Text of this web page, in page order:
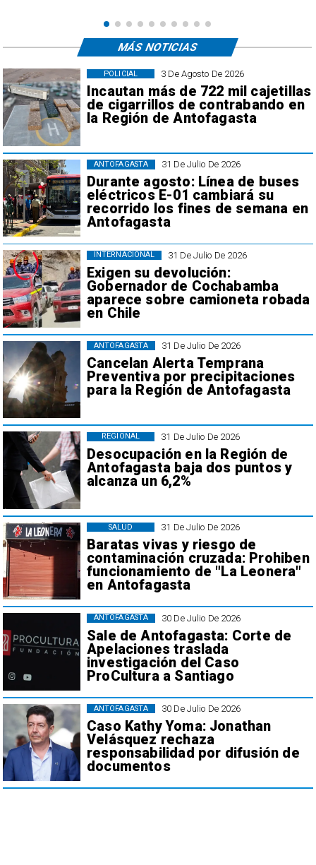
3 De Agosto De 2026
Incautan más de 722 mil cajetillas
de cigarrillos de contrabando en
la Región de Antofagasta
POLICIAL
31 De Julio De 2026
Durante agosto: Línea de buses
eléctricos E-01 cambiará su
recorrido los fines de semana en
Antofagasta
ANTOFAGASTA
31 De Julio De 2026
Exigen su devolución:
Gobernador de Cochabamba
aparece sobre camioneta robada
en Chile
INTERNACIONAL
31 De Julio De 2026
Cancelan Alerta Temprana
Preventiva por precipitaciones
para la Región de Antofagasta
ANTOFAGASTA
31 De Julio De 2026
Desocupación en la Región de
Antofagasta baja dos puntos y
alcanza un 6,2%
REGIONAL
31 De Julio De 2026
Baratas vivas y riesgo de
contaminación cruzada: Prohiben
funcionamiento de "La Leonera"
en Antofagasta
SALUD
30 De Julio De 2026
Sale de Antofagasta: Corte de
Apelaciones traslada
investigación del Caso
ProCultura a Santiago
ANTOFAGASTA
30 De Julio De 2026
Caso Kathy Yoma: Jonathan
Velásquez rechaza
responsabilidad por difusión de
documentos
ANTOFAGASTA
MÁS NOTICIAS